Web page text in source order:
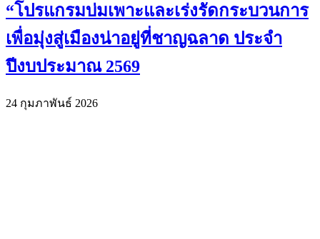
“โปรแกรมบ่มเพาะและเร่งรัดกระบวนการ
เพื่อมุ่งสู่เมืองน่าอยู่ที่ชาญฉลาด ประจำ
ปีงบประมาณ 2569
24 กุมภาพันธ์ 2026